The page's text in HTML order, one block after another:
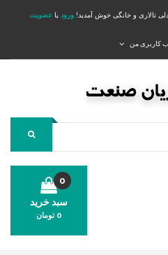
تالاری و خانگی خوش آمدید! ورود یا عضویت
کاربری من
سبد خرید
0
0 تومان